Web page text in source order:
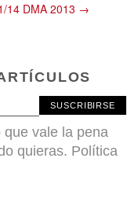
14 DMA 2013 →
SUSCRIBIRSE
que vale la pena
quieras. Política